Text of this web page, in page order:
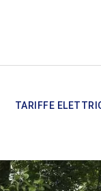
TARIFFE